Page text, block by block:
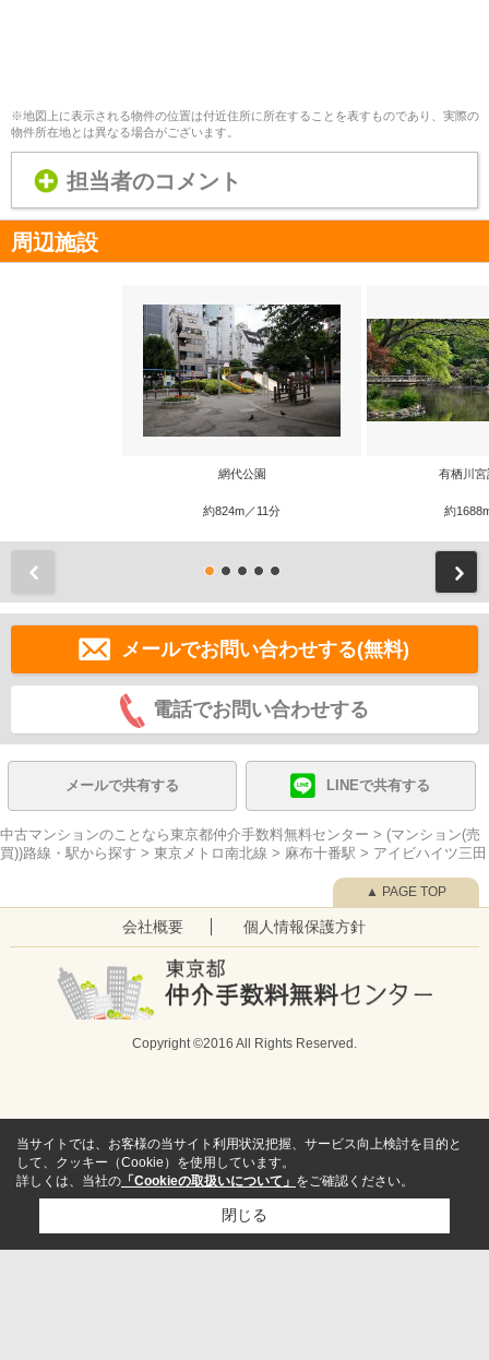
※地図上に表示される物件の位置は付近住所に所在することを表すものであり、実際の
物件所在地とは異なる場合がございます。
担当者のコメント
周辺施設
網代公園
約824m／11分
有栖川
約
メールでお問い合わせする(無料)
電話でお問い合わせする
メールで共有する LINEで共有する
中古マンションのことなら東京都仲介手数料無料センター > (マンション(売
買))路線・駅から探す > 東京メトロ南北線 > 麻布十番駅 > アイビハイツ三田
会社概要 個人情報保護方針
Copyright ©2016 All Rights Reserved.
▲ PAGE TOP
当サイトでは、お客様の当サイト利用状況把握、サービス向上検討を目的と
して、クッキー（Cookie）を使用しています。
詳しくは、当社の 「Cookieの取扱いについて」 をご確認ください。
閉じる